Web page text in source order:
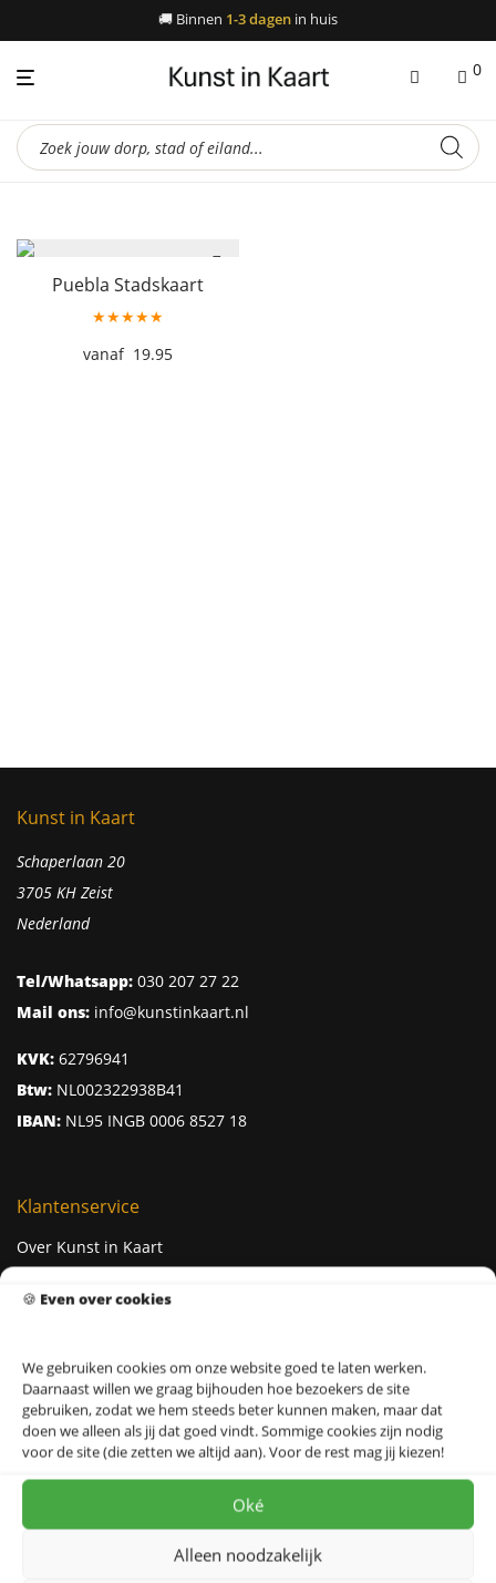
🍪 Even over cookies
We gebruiken cookies om onze website goed te laten werken.
Daarnaast willen we graag bijhouden hoe bezoekers de site
gebruiken, zodat we hem steeds beter kunnen maken, maar dat
doen we alleen als jij dat goed vindt. Sommige cookies zijn nodig
voor de site (die zetten we altijd aan). Voor de rest mag jij kiezen!
Oké
Alleen noodzakelijk
🚚 Binnen 1-3 dagen in huis
0
Producten
zoeken
Puebla Stadskaart
★★★★★
19.95
Kunst in Kaart
Schaperlaan 20
3705 KH Zeist
Nederland
Tel/Whatsapp: 030 207 27 22
Mail ons: info@kunstinkaart.nl
KVK: 62796941
Btw: NL002322938B41
IBAN: NL95 INGB 0006 8527 18
Klantenservice
Over Kunst in Kaart
Milieu
Cadeau ideeën
Kerstcadeaus
Afstudeercadeau